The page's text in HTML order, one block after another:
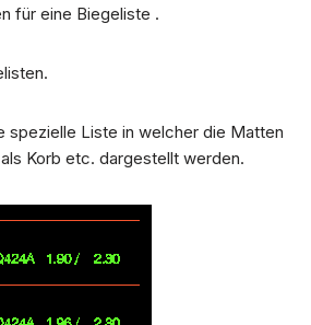
für eine Biegeliste .
spezielle Liste in welcher die Matten
Korb etc. dargestellt werden.